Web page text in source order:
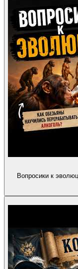
Вопросики к